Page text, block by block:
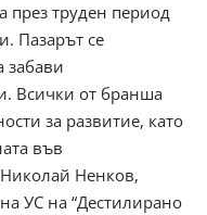
през труден период
Пазарът се
забави
Всички от бранша
за развитие, като
във
Ненков,
УС на “Дестилирано